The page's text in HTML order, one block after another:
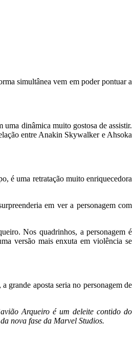
simultânea vem em poder pontuar a
uma dinâmica muito gostosa de assistir.
entre Anakin Skywalker e Ahsoka
é uma retratação muito enriquecedora
em ver a personagem com
Nos quadrinhos, a personagem é
versão mais enxuta em violência se
grande aposta seria no personagem de
Arqueiro é um deleite contido do
nova fase da Marvel Studios.